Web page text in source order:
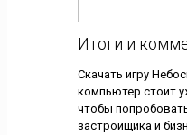
Итоги и
Скачать игру
компьютер стоит
чтобы
застройщика и